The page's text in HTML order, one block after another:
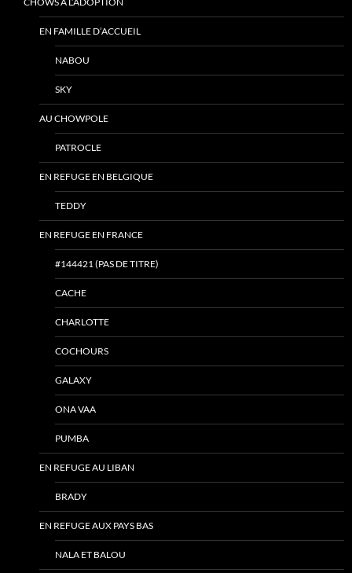
EN FAMILLE D’ACCUEIL
NABOU
SKY
AU CHOWPOLE
PATROCLE
EN REFUGE EN BELGIQUE
TEDDY
EN REFUGE EN FRANCE
#144421 (PAS DE TITRE)
CACHE
CHARLOTTE
COCHOURS
GALAXY
ONA VAA
PUMBA
EN REFUGE AU LIBAN
BRADY
EN REFUGE AUX PAYS BAS
NALA ET BALOU